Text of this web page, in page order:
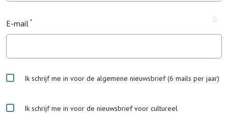
E-mail
Ik schrijf me in voor de algemene nieuwsbrief (6 mails per jaar)
Ik schrijf me in voor de nieuwsbrief voor cultureel